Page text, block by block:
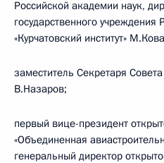
Российской академии наук,
государственного учреждения
«Курчатовский институт»
заместитель Секретаря
В.Назаров;
первый вице-президент
«Объединенная
генеральный директор